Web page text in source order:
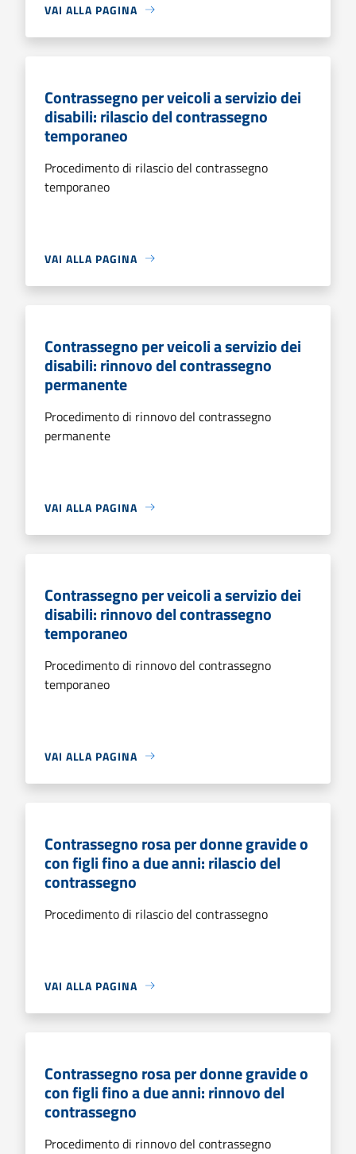
VAI ALLA PAGINA
Contrassegno per veicoli a servizio dei
disabili: rilascio del contrassegno
temporaneo
Procedimento di rilascio del contrassegno
temporaneo
VAI ALLA PAGINA
Contrassegno per veicoli a servizio dei
disabili: rinnovo del contrassegno
permanente
Procedimento di rinnovo del contrassegno
permanente
VAI ALLA PAGINA
Contrassegno per veicoli a servizio dei
disabili: rinnovo del contrassegno
temporaneo
Procedimento di rinnovo del contrassegno
temporaneo
VAI ALLA PAGINA
Contrassegno rosa per donne gravide o
con figli fino a due anni: rilascio del
contrassegno
Procedimento di rilascio del contrassegno
VAI ALLA PAGINA
Contrassegno rosa per donne gravide o
con figli fino a due anni: rinnovo del
contrassegno
Procedimento di rinnovo del contrassegno